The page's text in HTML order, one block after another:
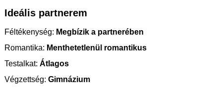
Ideális partnerem
Féltékenység: Megbízik a partnerében
Romantika: Menthetetlenül romantikus
Testalkat: Átlagos
Végzettség: Gimnázium